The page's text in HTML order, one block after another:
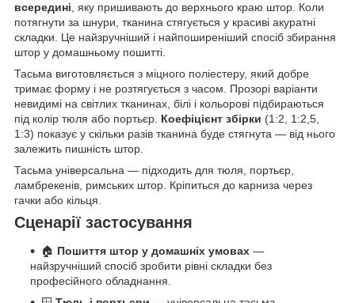
всередині, яку пришивають до верхнього краю штор. Коли
потягнути за шнури, тканина стягується у красиві акуратні
складки. Це найзручніший і найпоширеніший спосіб збирання
штор у домашньому пошитті.
Тасьма виготовляється з міцного поліестеру, який добре
тримає форму і не розтягується з часом. Прозорі варіанти
невидимі на світлих тканинах, білі і кольорові підбираються
під колір тюля або портьєр. Коефіцієнт збірки (1:2, 1:2,5,
1:3) показує у скільки разів тканина буде стягнута — від нього
залежить пишність штор.
Тасьма універсальна — підходить для тюля, портьєр,
ламбрекенів, римських штор. Кріпиться до карниза через
гачки або кільця.
Сценарії застосування
🏠 Пошиття штор у домашніх умовах —
найзручніший спосіб зробити рівні складки без
професійного обладнання.